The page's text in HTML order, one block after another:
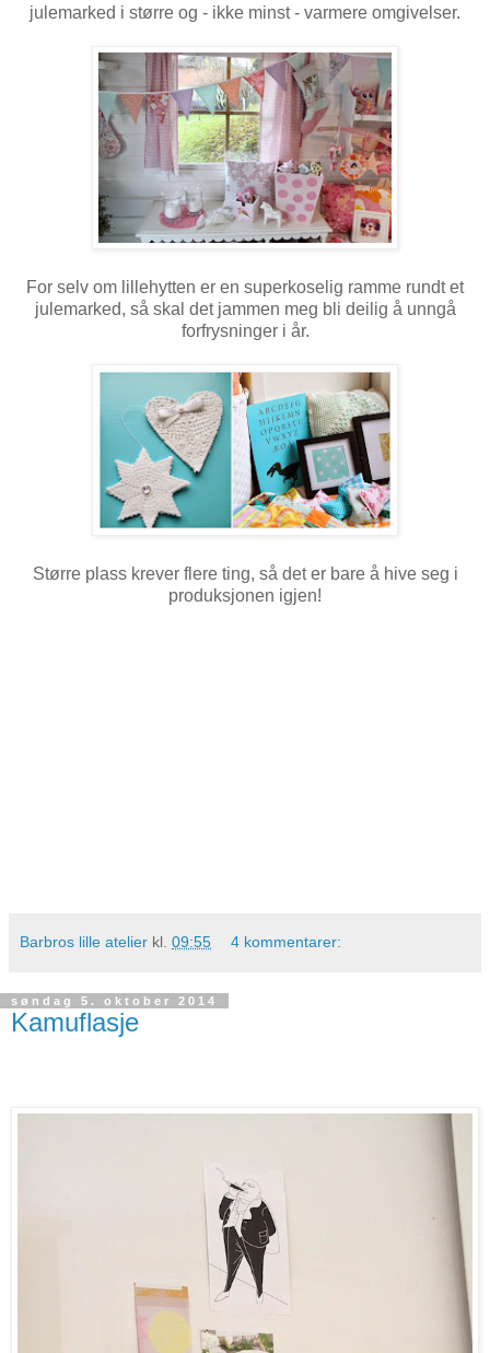
julemarked i større og - ikke minst - varmere omgivelser.
For selv om lillehytten er en superkoselig ramme rundt et
julemarked, så skal det jammen meg bli deilig å unngå
forfrysninger i år.
Større plass krever flere ting, så det er bare å hive seg i
produksjonen igjen!
Barbros lille atelier kl. 09:55 4 kommentarer:
søndag 5. oktober 2014
Kamuflasje